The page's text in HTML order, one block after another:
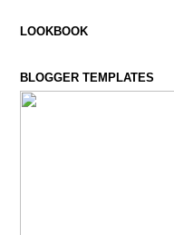
LOOKBOOK
BLOGGER TEMPLATES